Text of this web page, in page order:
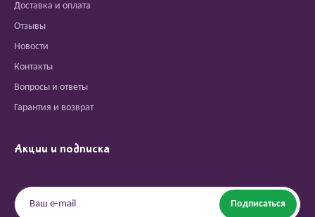
Доставка и оплата
Отзывы
Новости
Контакты
Вопросы и ответы
Гарантия и возврат
Акции и подписка
Подписаться